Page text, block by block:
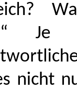
nicht